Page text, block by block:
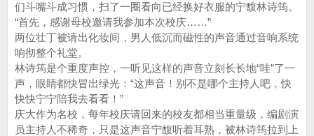
们斗嘴斗成习惯，扫了一圈看向已经换好衣服的宁馥林诗筠。
“首先，感谢母校邀请我参加本次校庆……”
两位壮丁被请出化妆间，男人低沉而磁性的声音通过音响系统
响彻整个礼堂。
林诗筠是个重度声控，一听见这样的声音立刻长长地“哇”了一
声，眼睛都快冒出绿光：“这声音！别不是哪个主持人吧，快
快快宁宁陪我去看看！”
庆大作为名校，每年校庆请回来的校友都相当重量级，编剧演
员主持人不稀奇，只是这声音宁馥听着耳熟，被林诗筠拉到上